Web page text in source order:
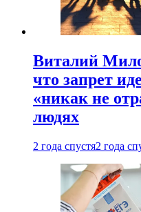
Виталий
что запрет
«никак не
людях
2 года спустя2 года